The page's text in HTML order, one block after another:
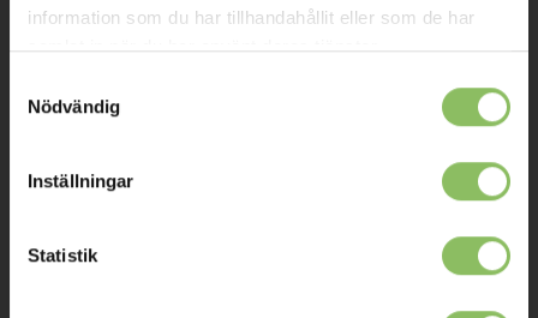
information som du har tillhandahållit eller som de har
samlat in när du har använt deras tjänster.
Nödvändig
Inställningar
Statistik
Mitt konto
Leverans
Reklamation